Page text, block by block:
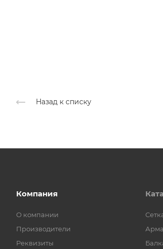
Назад к списку
Компания
О компании
Производители
Реквизиты